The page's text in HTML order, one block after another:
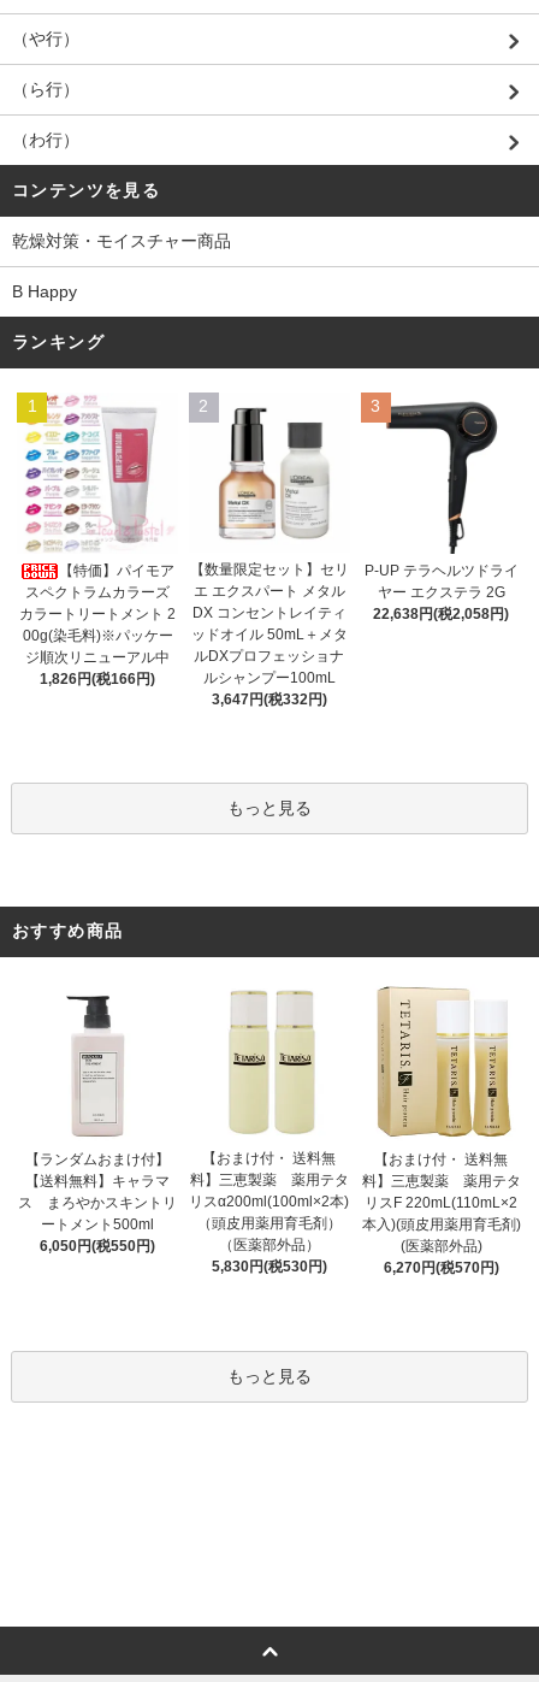
（や行）
（ら行）
（わ行）
コンテンツを見る
乾燥対策・モイスチャー商品
B Happy
ランキング
1
【特価】パイモア
スペクトラムカラーズ
カラートリートメント 2
00g(染毛料)※パッケー
ジ順次リニューアル中
1,826円(税166円)
2
【数量限定セット】セリ
エ エクスパート メタル
DX コンセントレイティ
ッドオイル 50mL＋メタ
ルDXプロフェッショナ
ルシャンプー100mL
3,647円(税332円)
3
P-UP テラヘルツドライ
ヤー エクステラ 2G
22,638円(税2,058円)
もっと見る
おすすめ商品
【ランダムおまけ付】
【送料無料】キャラマ
ス まろやかスキントリ
ートメント500ml
6,050円(税550円)
【おまけ付・ 送料無
料】三恵製薬 薬用テタ
リスα200ml(100ml×2本)
（頭皮用薬用育毛剤）
（医薬部外品）
5,830円(税530円)
【おまけ付・ 送料無
料】三恵製薬 薬用テタ
リスF 220mL(110mL×2
本入)(頭皮用薬用育毛剤)
(医薬部外品)
6,270円(税570円)
もっと見る